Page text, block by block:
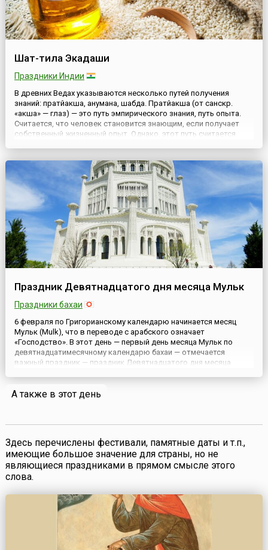
Шат-тила Экадаши
Праздники Индии
В древних Ведах указываются несколько путей получения
знаний: пратйакша, анумана, шабда. Пратйакша (от санскр.
«акша» — глаз) — это путь эмпирического знания, путь опыта.
Считается, что человек становится знающим, если получает
собственный жизненный опыт. Однако, этот путь считается
абсолютное пр...
Праздник Девятнадцатого дня месяца Мульк
Праздники бахаи
6 февраля по Григорианскому календарю начинается месяц
Мульк (Mulk), что в переводе с арабского означает
«Господство». В этот день — первый день месяца Мульк по
девятнадцатимесячному календарю бахаи — отмечается
важный праздник — праздник Девятнадцатого дня месяца
имеют заданный порядок проведения, тем не менее,
открывают широкие возмож...
А также в этот день
Здесь перечислены фестивали, памятные даты и т.п.,
имеющие большое значение для страны, но не
являющиеся праздниками в прямом смысле этого
слова.